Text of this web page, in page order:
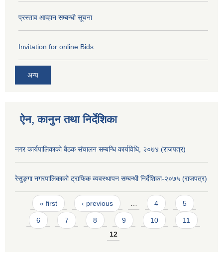
प्रस्ताव आव्हान सम्बन्धी सूचना
Invitation for online Bids
अन्य
ऐन, कानुन तथा निर्देशिका
नगर कार्यपालिकाको बैठक संचालन सम्बन्धि कार्यविधि, २०७४ (राजपत्र)
रेसुङ्गा नगरपालिकाको ट्राफिक व्यवस्थापन सम्बन्धी निर्देशिका-२०७५ (राजपत्र)
Pages
« first ‹ previous 4 5
6 7 8 9 10
11
12